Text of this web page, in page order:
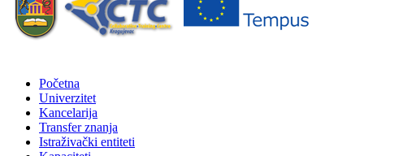
Početna
Univerzitet
Kancelarija
Transfer znanja
Istraživački entiteti